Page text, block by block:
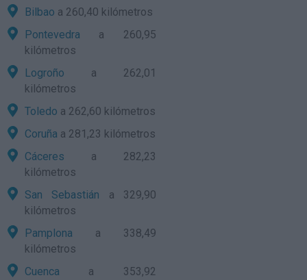
Bilbao a 260,40 kilómetros
Pontevedra a 260,95
kilómetros
Logroño a 262,01
kilómetros
Toledo a 262,60 kilómetros
Coruña a 281,23 kilómetros
Cáceres a 282,23
kilómetros
San Sebastián a 329,90
kilómetros
Pamplona a 338,49
kilómetros
Cuenca a 353,92